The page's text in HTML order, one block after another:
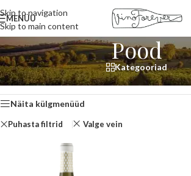
Skip to navigation
Skip to main content
MENÜÜ
Pood
Kategooriad
Esileht/Pood
Näita külgmenüüd
Puhasta filtrid Valge vein